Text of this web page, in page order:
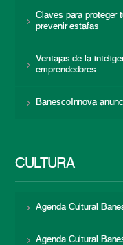
Claves para proteger
prevenir estafas
Ventajas de la
emprendedores
BanescoInnova
CULTURA
Agenda Cultural
Agenda Cultural